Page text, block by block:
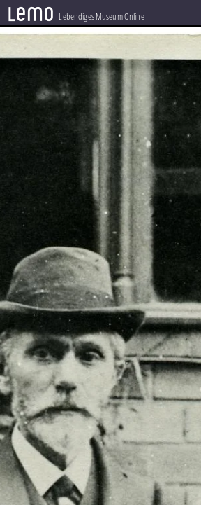
lemo Lebendiges Museum Online
ZEITSTRAHL
THEMEN
ZEITZEUGEN
BESTAND
LERNEN
PROJEKT